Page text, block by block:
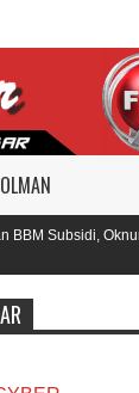
Subsidi, Oknum